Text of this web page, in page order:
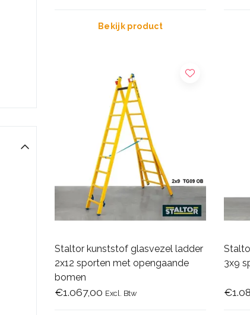
Bekijk product
Staltor kunststof glasvezel ladder
2x12 sporten met opengaande
bomen
€1.067,00 Excl. Btw
3x9